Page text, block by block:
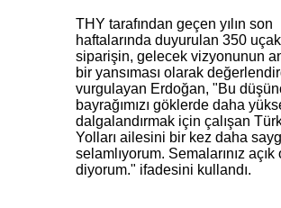
THY tarafından geçen yılın son
haftalarında duyurulan 350
siparişin, gelecek vizyonunun
bir yansıması olarak
vurgulayan Erdoğan, "Bu
bayrağımızı göklerde daha
dalgalandırmak için çalışan
Yolları ailesini bir kez daha
selamlıyorum. Semalarınız açık
diyorum." ifadesini kullandı.